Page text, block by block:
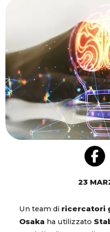
23
Un team di ricercatori
Osaka ha utilizzato